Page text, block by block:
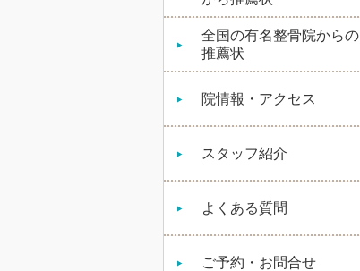
全国の有名整骨院からの
推薦状
院情報・アクセス
スタッフ紹介
よくある質問
ご予約・お問合せ